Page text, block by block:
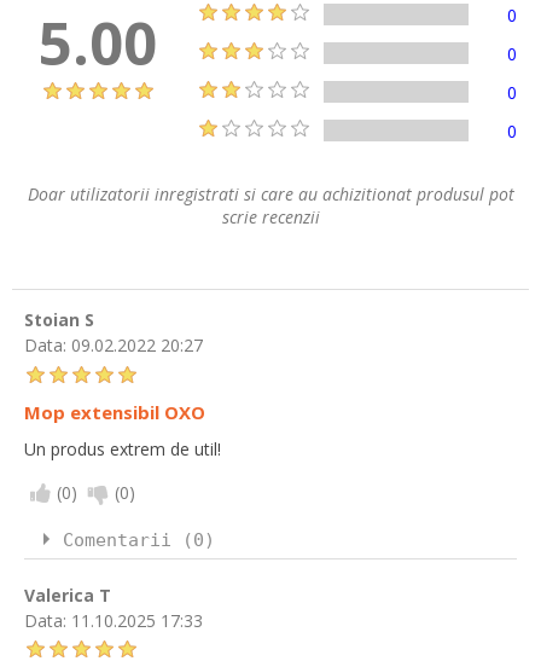
5.00
0
0
0
0
Doar utilizatorii inregistrati si care au achizitionat produsul pot
scrie recenzii
Stoian S
Data: 09.02.2022 20:27
Mop extensibil OXO
Un produs extrem de util!
(0) (0)
Comentarii (0)
Valerica T
Data: 11.10.2025 17:33